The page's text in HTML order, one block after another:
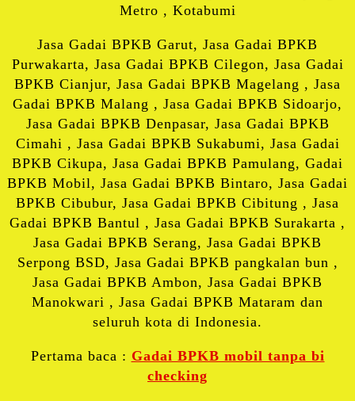
Metro , Kotabumi
Jasa Gadai BPKB Garut, Jasa Gadai BPKB
Purwakarta, Jasa Gadai BPKB Cilegon, Jasa Gadai
BPKB Cianjur, Jasa Gadai BPKB Magelang , Jasa
Gadai BPKB Malang , Jasa Gadai BPKB Sidoarjo,
Jasa Gadai BPKB Denpasar, Jasa Gadai BPKB
Cimahi , Jasa Gadai BPKB Sukabumi, Jasa Gadai
BPKB Cikupa, Jasa Gadai BPKB Pamulang, Gadai
BPKB Mobil, Jasa Gadai BPKB Bintaro, Jasa Gadai
BPKB Cibubur, Jasa Gadai BPKB Cibitung , Jasa
Gadai BPKB Bantul , Jasa Gadai BPKB Surakarta ,
Jasa Gadai BPKB Serang, Jasa Gadai BPKB
Serpong BSD, Jasa Gadai BPKB pangkalan bun ,
Jasa Gadai BPKB Ambon, Jasa Gadai BPKB
Manokwari , Jasa Gadai BPKB Mataram dan
seluruh kota di Indonesia.
Pertama baca : Gadai BPKB mobil tanpa bi
checking